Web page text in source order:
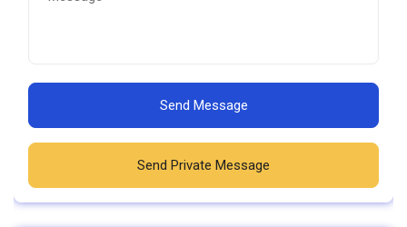
Send Message
Send Private Message